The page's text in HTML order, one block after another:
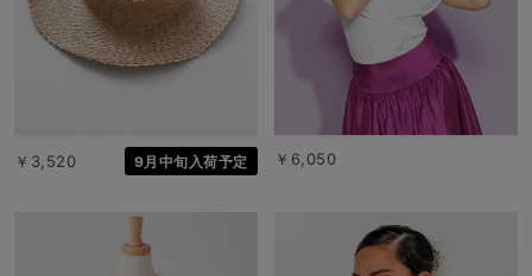
￥3,520 9月中旬入荷予定 ￥6,050